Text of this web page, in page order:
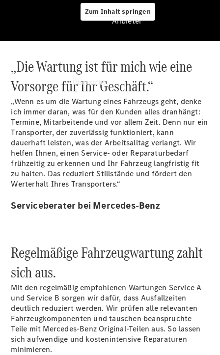
Zum Inhalt springen
Anbieter
Übersicht
Startseite
Ansprechpartner
finden
vereinbaren
Tel: +49
Anbieter
„Die Wartung ist für mich wie eine
Vorsorge für Ihr Geschäft.“
„Wenn es um die Wartung eines Fahrzeugs geht, denke
ich immer daran, was für den Kunden alles dranhängt:
Termine, Mitarbeitende und vor allem Zeit. Denn nur ein
Transporter, der zuverlässig funktioniert, kann
dauerhaft leisten, was der Arbeitsalltag verlangt. Wir
helfen Ihnen, einen Service- oder Reparaturbedarf
frühzeitig zu erkennen und Ihr Fahrzeug langfristig fit
zu halten. Das reduziert Stillstände und fördert den
Werterhalt Ihres Transporters.“
Serviceberater bei Mercedes-Benz
Regelmäßige Fahrzeugwartung zahlt
sich aus.
Mit den regelmäßig empfohlenen Wartungen Service A
und Service B sorgen wir dafür, dass Ausfallzeiten
deutlich reduziert werden. Wir prüfen alle relevanten
Fahrzeugkomponenten und tauschen beanspruchte
Teile mit Mercedes-Benz Original-Teilen aus. So lassen
sich aufwendige und kostenintensive Reparaturen
minimieren.